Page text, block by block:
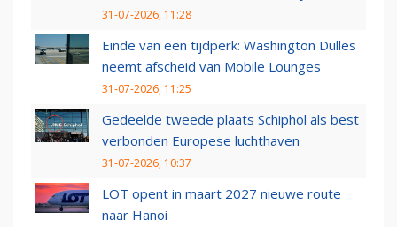
31-07-2026, 11:28
Einde van een tijdperk: Washington Dulles
neemt afscheid van Mobile Lounges
31-07-2026, 11:25
Gedeelde tweede plaats Schiphol als best
verbonden Europese luchthaven
31-07-2026, 10:37
LOT opent in maart 2027 nieuwe route
naar Hanoi